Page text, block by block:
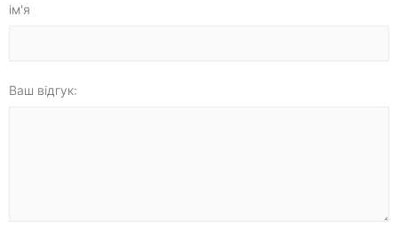
ім'я
Ваш відгук: